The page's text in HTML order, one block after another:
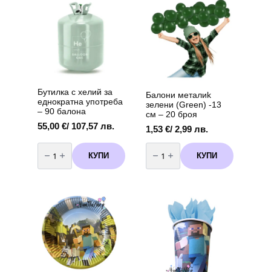
лакомства
10
броя
Бутилка с хелий за
еднократна употреба
– 90 балона
55,00 €/ 107,57 лв.
количество
за
Бутилка
с
употреба
90
балона
КУПИ
Балони металиk
зелени (Green) -13
см – 20 броя
1,53 €/ 2,99 лв.
количество
за
Балони
металиk
КУПИ